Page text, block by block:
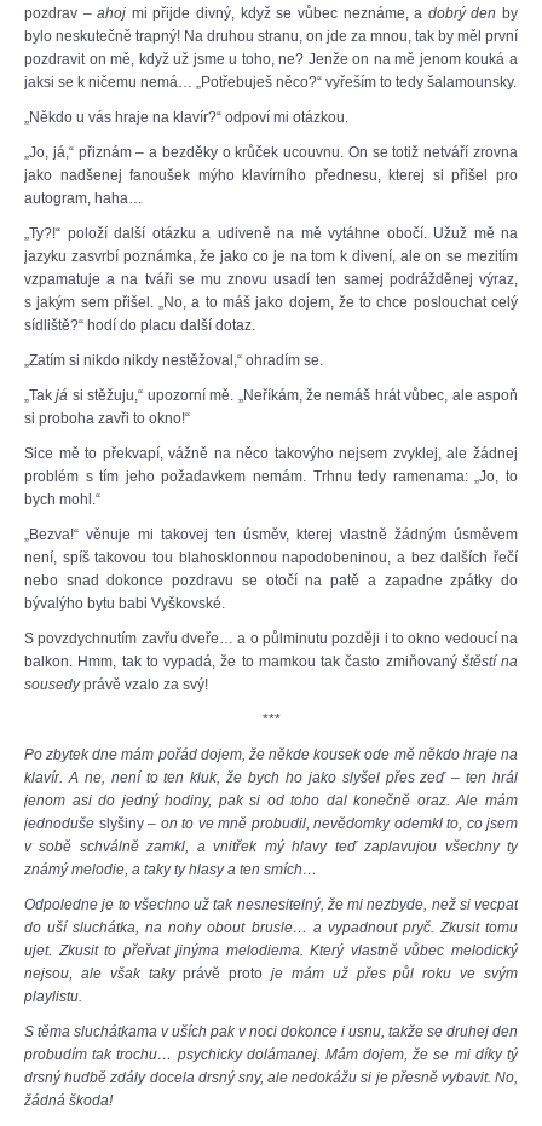
pozdrav –ahoj mi přijde divný, když se vůbec neznáme, a dobrý den by
bylo neskutečně trapný! Na druhou stranu, on jde za mnou, tak by měl první
pozdravit on mě, když už jsme u toho, ne? Jenže on na mě jenom kouká a
jaksi se k ničemu nemá… „Potřebuješ něco?“ vyřeším to tedy šalamounsky.
„Někdo u vás hraje na klavír?“ odpoví mi otázkou.
„Jo, já,“ přiznám – a bezděky o krůček ucouvnu. On se totiž netváří zrovna
jako nadšenej fanoušek mýho klavírního přednesu, kterej si přišel pro
autogram, haha…
„Ty?!“ položí další otázku a udiveně na mě vytáhne obočí. Užuž mě na
jazyku zasvrbí poznámka, že jako co je na tom k divení, ale on se mezitím
vzpamatuje a na tváři se mu znovu usadí ten samej podrážděnej výraz,
s jakým sem přišel. „No, a to máš jako dojem, že to chce poslouchat celý
sídliště?“ hodí do placu další dotaz.
„Zatím si nikdo nikdy nestěžoval,“ ohradím se.
„Takjá si stěžuju,“ upozorní mě. „Neříkám, že nemáš hrát vůbec, ale aspoň
si proboha zavři to okno!“
Sice mě to překvapí, vážně na něco takovýho nejsem zvyklej, ale žádnej
problém s tím jeho požadavkem nemám. Trhnu tedy ramenama: „Jo, to
bych mohl.“
„Bezva!“ věnuje mi takovej ten úsměv, kterej vlastně žádným úsměvem
není, spíš takovou tou blahosklonnou napodobeninou, a bez dalších řečí
nebo snad dokonce pozdravu se otočí na patě a zapadne zpátky do
bývalýho bytu babi Vyškovské.
S povzdychnutím zavřu dveře… a o půlminutu později i to okno vedoucí na
balkon. Hmm, tak to vypadá, že to mamkou tak často zmiňovaný štěstí na
sousedyprávě vzalo za svý!
***
Po zbytek dne mám pořád dojem, že někde kousek ode mě někdo hraje na
klavír. A ne, není to ten kluk, že bych ho jako slyšel přes zeď – ten hrál
jenom asi do jedný hodiny, pak si od toho dal konečně oraz. Ale mám
jednoduše slyšiny– on to ve mně probudil, nevědomky odemkl to, co jsem
v sobě schválně zamkl, a vnitřek mý hlavy teď zaplavujou všechny ty
známý melodie, a taky ty hlasy a ten smích…
Odpoledne je to všechno už tak nesnesitelný, že mi nezbyde, než si vecpat
do uší sluchátka, na nohy obout brusle… a vypadnout pryč. Zkusit tomu
ujet. Zkusit to přeřvat jinýma melodiema. Který vlastně vůbec melodický
nejsou, ale však takyprávě proto je mám už přes půl roku ve svým
playlistu.
S těma sluchátkama v uších pak v noci dokonce i usnu, takže se druhej den
probudím tak trochu… psychicky dolámanej. Mám dojem, že se mi díky tý
drsný hudbě zdály docela drsný sny, ale nedokážu si je přesně vybavit. No,
žádná škoda!